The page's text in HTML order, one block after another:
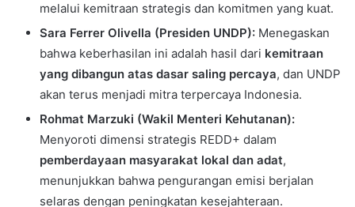
melalui kemitraan strategis dan komitmen yang kuat.
Sara Ferrer Olivella (Presiden UNDP): Menegaskan
bahwa keberhasilan ini adalah hasil dari kemitraan
yang dibangun atas dasar saling percaya, dan UNDP
akan terus menjadi mitra terpercaya Indonesia.
Rohmat Marzuki (Wakil Menteri Kehutanan):
Menyoroti dimensi strategis REDD+ dalam
pemberdayaan masyarakat lokal dan adat,
menunjukkan bahwa pengurangan emisi berjalan
selaras dengan peningkatan kesejahteraan.